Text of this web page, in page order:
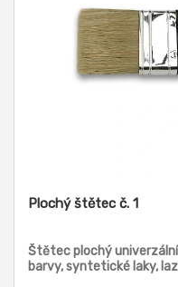
Plochý štětec č. 1
Štětec plochý
barvy, syntetické laky,